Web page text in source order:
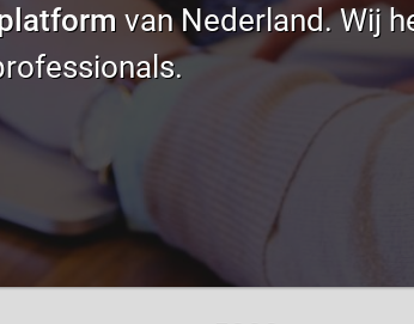
van Nederland. Wij